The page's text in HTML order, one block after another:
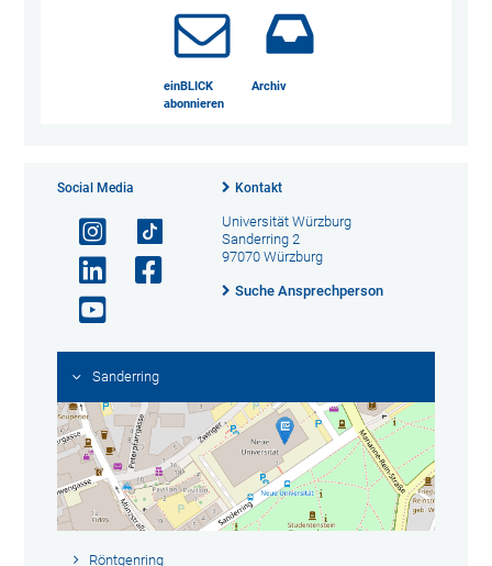
einBLICK
abonnieren
Archiv
Social Media Kontakt
Universität Würzburg
Sanderring 2
97070 Würzburg
Suche Ansprechperson
Sanderring
Röntgenring